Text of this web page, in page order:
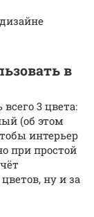
в
3 цвета:
(об этом
интерьер
при простой
ну и за